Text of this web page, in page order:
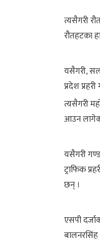
त्यसैगरी
रौतहटका
यसैगरी,
प्रदेश
त्यसैगरी
आउन
यसैगरी
ट्राफिक
छन् ।
एसपी